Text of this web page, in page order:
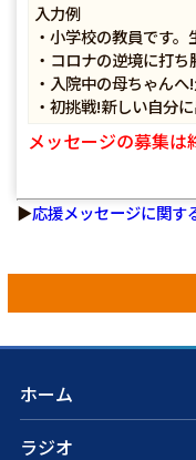
入力例
・小学校の教員です
・コロナの逆境に打
・入院中の母ちゃん
・初挑戦!新しい自分
メッセージの募集は
▶応援メッセージに関す
ホーム
ラジオ